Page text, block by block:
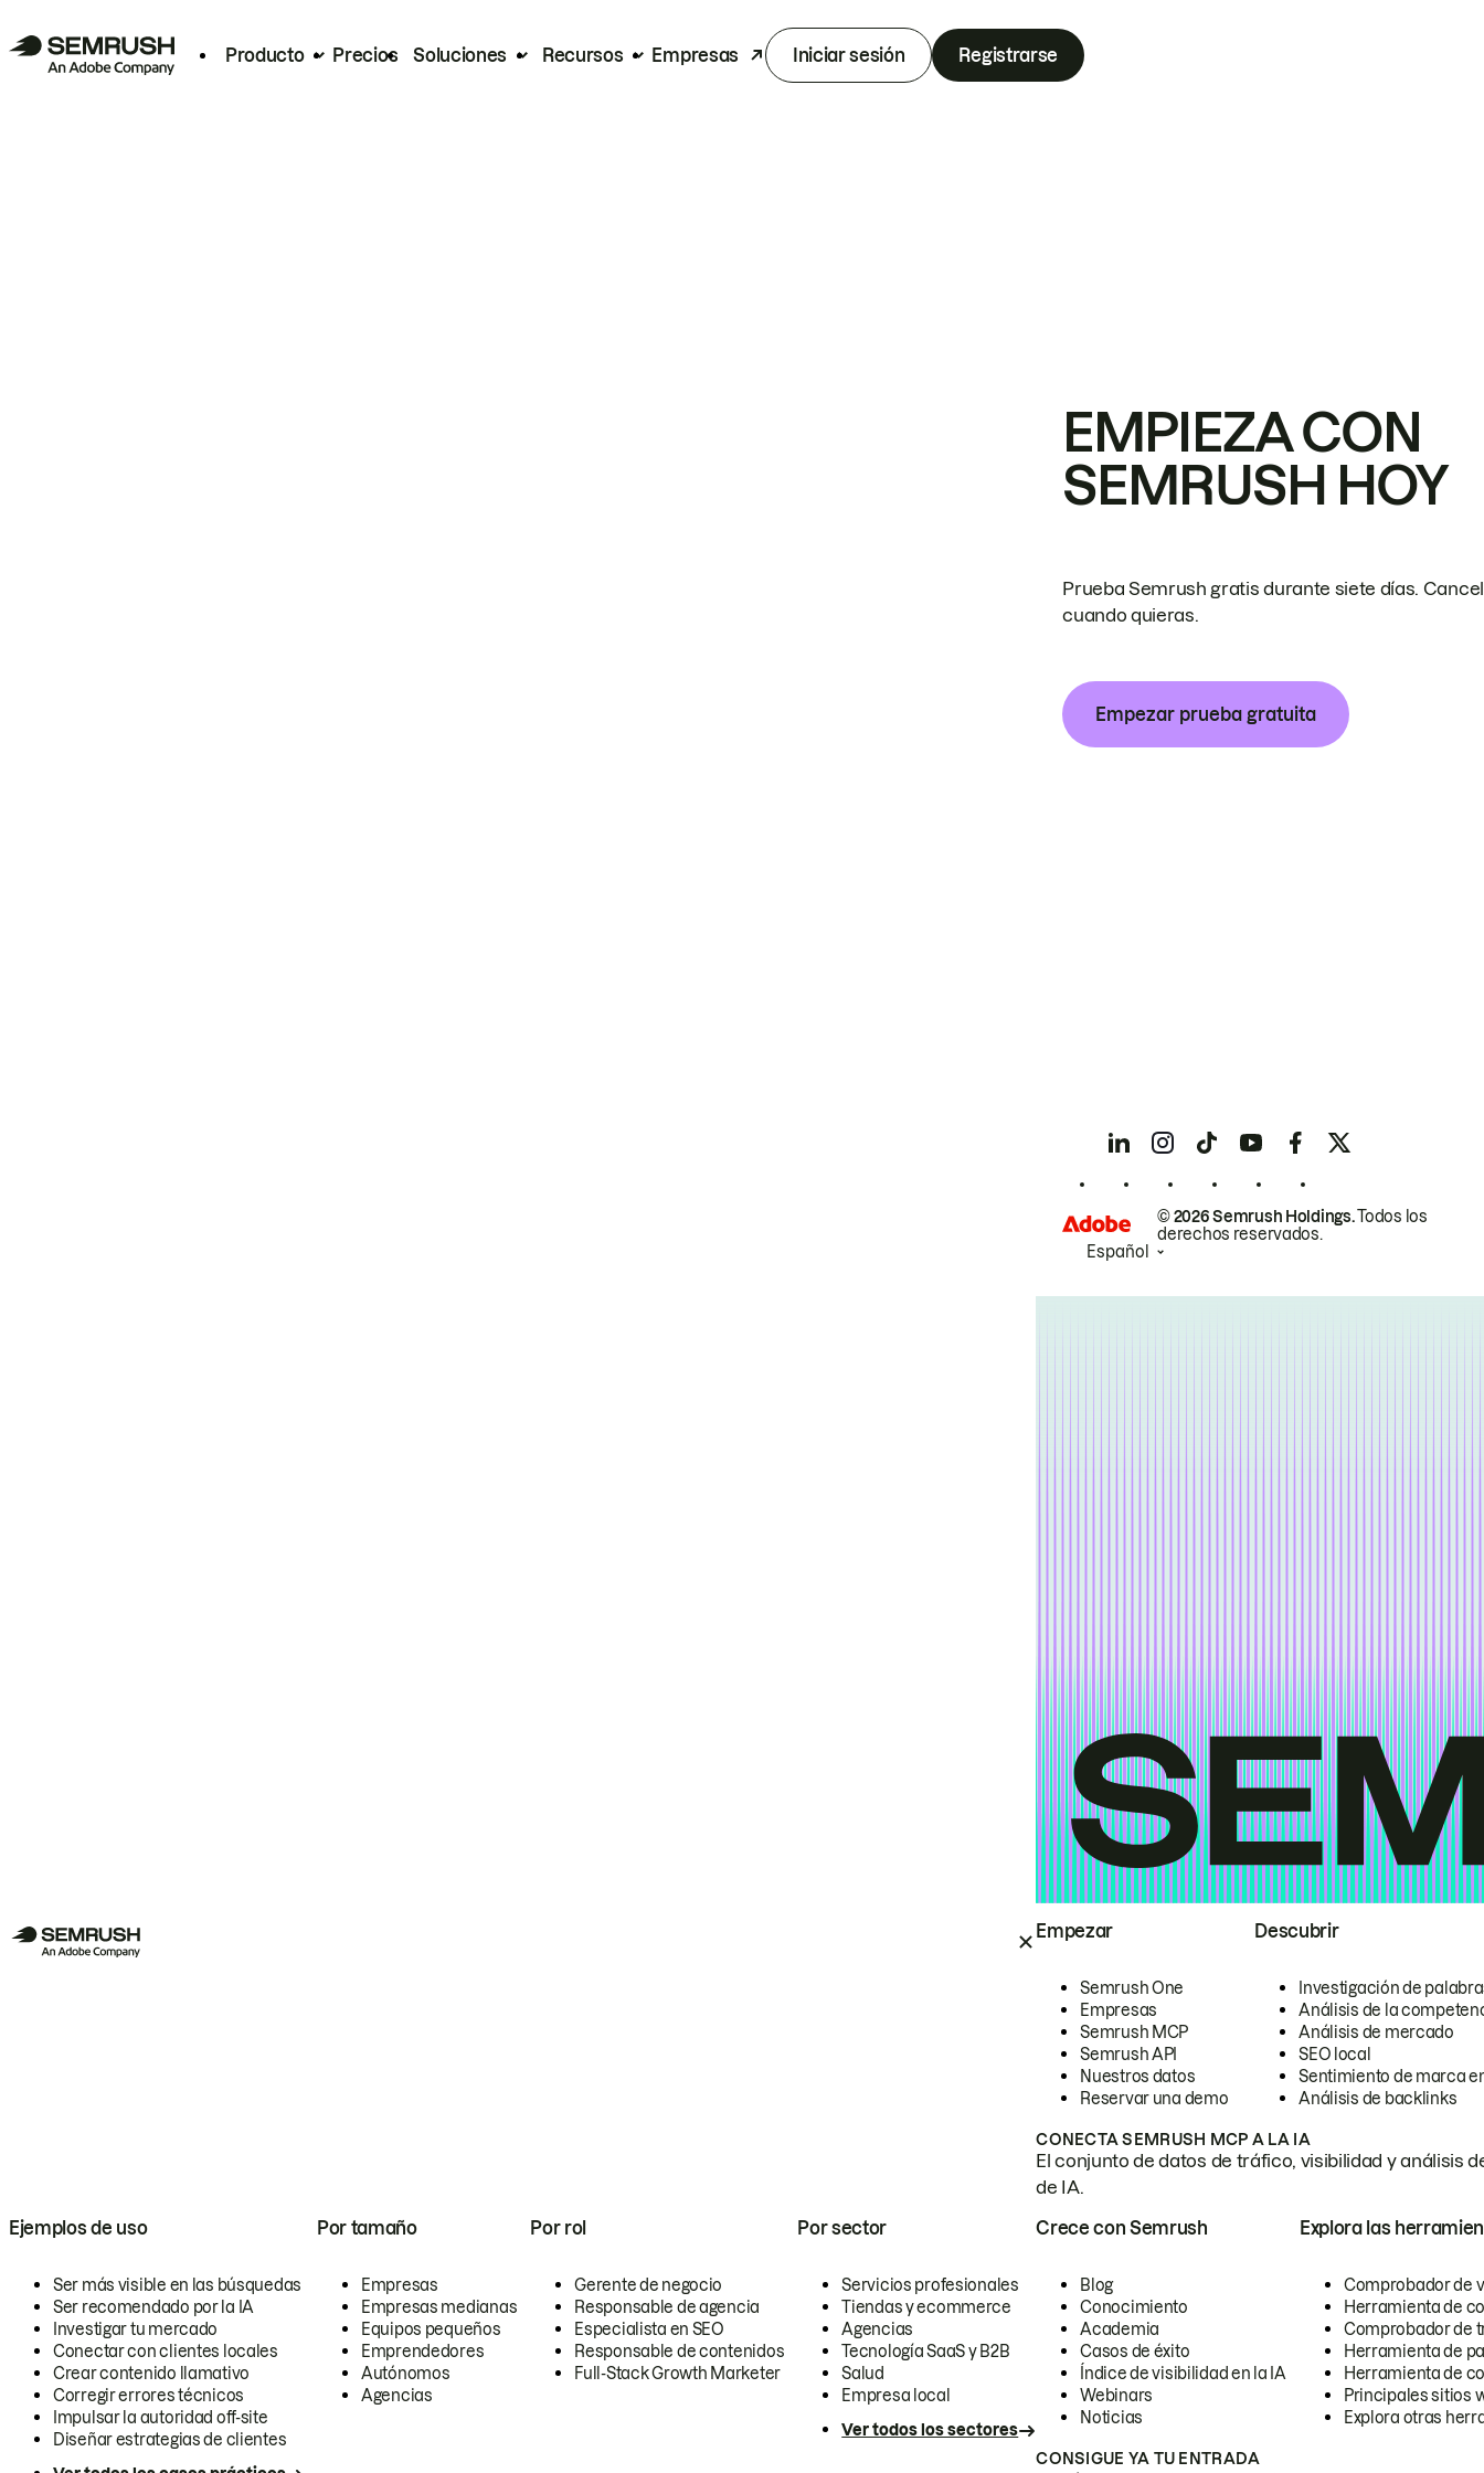
Producto Precios Soluciones Recursos Empresas Iniciar sesión Registrarse
Empezar
Semrush One
Empresas
Semrush MCP
Semrush API
Nuestros datos
Reservar una demo
Descubrir
Investigación de
Análisis de la
Análisis de mercado
SEO local
Sentimiento de marca
Análisis de backlinks
CONECTA SEMRUSH MCP A LA IA
El conjunto de datos de tráfico, visibilidad y análisis
de IA.
Ejemplos de uso
Ser más visible en las búsquedas
Ser recomendado por la IA
Investigar tu mercado
Conectar con clientes locales
Crear contenido llamativo
Corregir errores técnicos
Impulsar la autoridad off-site
Diseñar estrategias de clientes
Por tamaño
Empresas
Empresas medianas
Equipos pequeños
Emprendedores
Autónomos
Agencias
Por rol
Gerente de negocio
Responsable de agencia
Especialista en SEO
Responsable de contenidos
Full-Stack Growth Marketer
Por sector
Servicios profesionales
Tiendas y ecommerce
Agencias
Tecnología SaaS y B2B
Salud
Empresa local
Ver todos los sectores
Crece con Semrush
Blog
Conocimiento
Academia
Casos de éxito
Índice de visibilidad en la IA
Webinars
Noticias
Explora las
Comprobador de
Herramienta de
Comprobador de
Herramienta de
Herramienta de
Principales sitios
Explora otras
CONSIGUE YA TU ENTRADA
EMPIEZA CON
SEMRUSH HOY
Prueba Semrush gratis durante siete días.
cuando quieras.
Empezar prueba gratuita
© 2026 Semrush Holdings.Todos los
derechos reservados.
Español